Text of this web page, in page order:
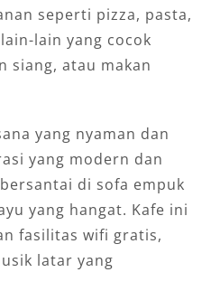
seperti pizza, pasta,
lain yang cocok
siang, atau makan
yang nyaman dan
yang modern dan
di sofa empuk
yang hangat. Kafe ini
fasilitas wifi gratis,
latar yang